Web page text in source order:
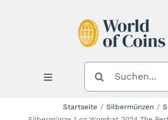
Toggle
Navigation
SUCHE
NACH:
Startseite Silbermünzen